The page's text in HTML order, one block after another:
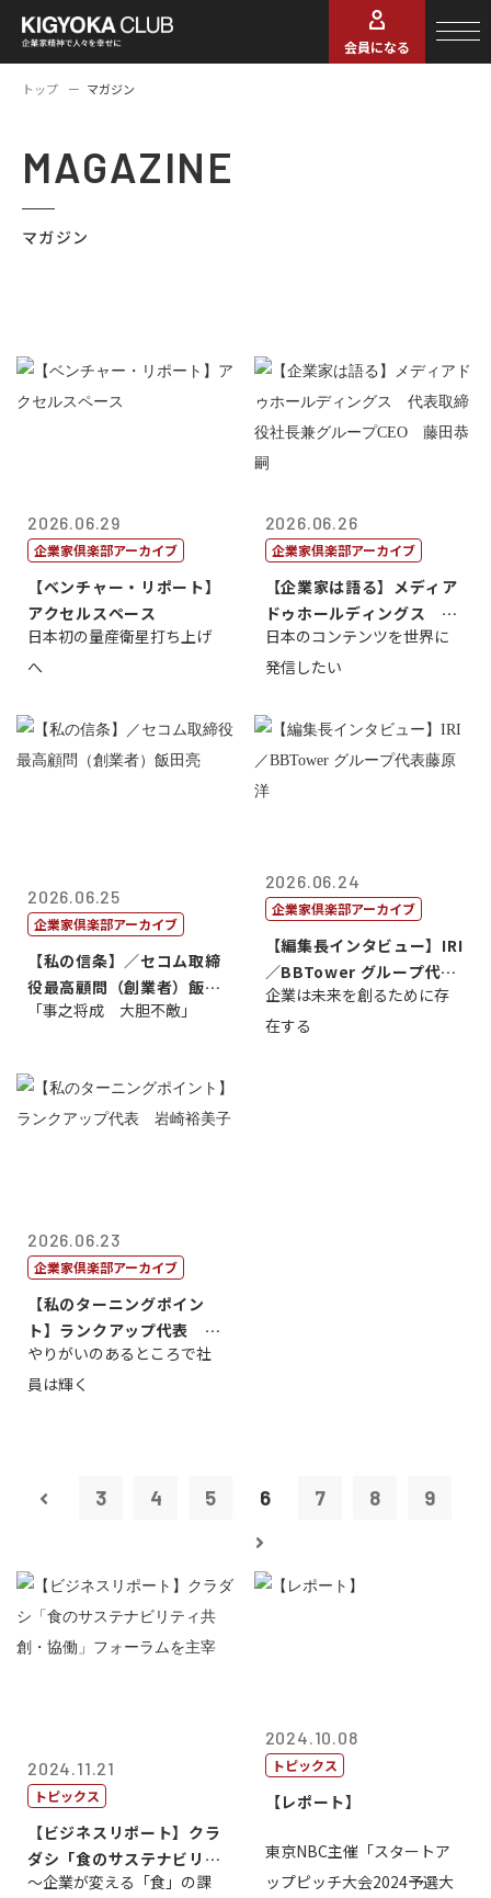
会員になる
トップ マガジン
MAGAZINE
マガジン
2026.06.29
企業家倶楽部アーカイブ
【ベンチャー・リポート】
アクセルスペース
日本初の量産衛星打ち上げ
へ
2026.06.26
企業家倶楽部アーカイブ
【企業家は語る】メディア
ドゥホールディングス 代
表取締役社長...
日本のコンテンツを世界に
発信したい
2026.06.25
企業家倶楽部アーカイブ
【私の信条】／セコム取締
役最高顧問（創業者）飯田
亮
「事之将成 大胆不敵」
2026.06.24
企業家倶楽部アーカイブ
【編集長インタビュー】IRI
／BBTower グループ代表
藤...
企業は未来を創るために存
在する
2026.06.23
企業家倶楽部アーカイブ
【私のターニングポイン
ト】ランクアップ代表 岩
崎裕美子
やりがいのあるところで社
員は輝く
3 4 5 6 7 8 9
2024.11.21
トピックス
【ビジネスリポート】クラ
ダシ「食のサステナビリテ
ィ共創・協働...
～企業が変える「食」の課
2024.10.08
トピックス
【レポート】
東京NBC主催「スタートア
ップピッチ大会2024予選大